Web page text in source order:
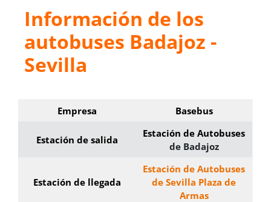
Información de los
autobuses Badajoz -
Sevilla
Empresa Basebus
Estación de salida
Estación de Autobuses
de Badajoz
Estación de llegada
Estación de Autobuses
de Sevilla Plaza de
Armas